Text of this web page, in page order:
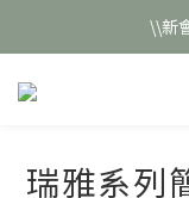
\\新
\\新
LINE好
瑞雅系列